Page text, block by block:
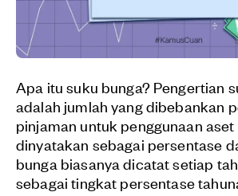
Apa itu suku bunga? Pengertian
adalah jumlah yang dibebankan
pinjaman untuk penggunaan aset
dinyatakan sebagai persentase
bunga biasanya dicatat setiap
sebagai tingkat persentase